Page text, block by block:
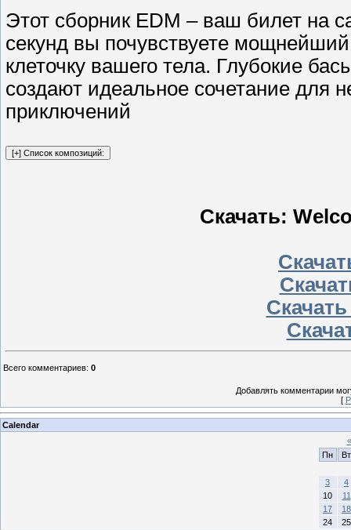
Этот сборник EDM – ваш билет на
секунд вы почувствуете
клеточку вашего тела. Глубокие
создают идеальное сочетание для
приключений
Скачать:
Всего комментариев: 0
Добавлять комментарии
[
Calendar
«
Пн
Вт
3
4
10
11
17
18
24
25